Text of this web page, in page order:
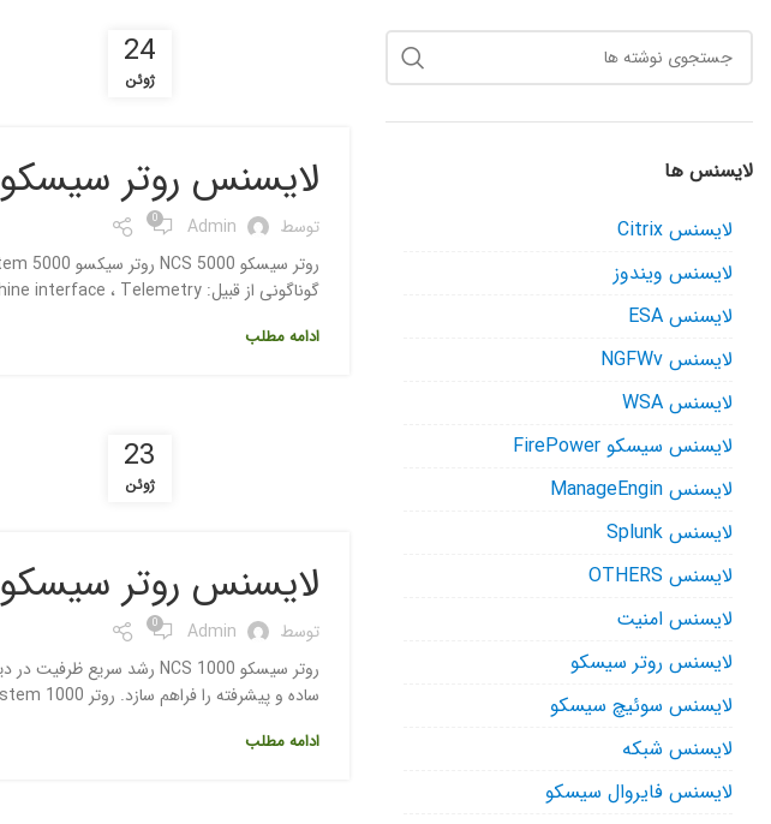
24
ژوئن
لایسنس روتر سیسکو NCS 5000
توسط Admin
0
گوناگونی از قبیل: third-party application hosting ، machine-to-machine interface ، Telemetry و flexible p...
ادامه مطلب
23
ژوئن
لایسنس روتر سیسکو NCS 1000
توسط Admin
0
ساده و پیشرفته را فراهم سازد. روتر Network Convergence System 1000 و یا باختصار NCS 1000 سیسکو او...
ادامه مطلب
لایسنس ها
لایسنس Citrix
لایسنس ویندوز
لایسنس ESA
لایسنس NGFWv
لایسنس WSA
لایسنس سیسکو FirePower
لایسنس ManageEngin
لایسنس Splunk
لایسنس OTHERS
لایسنس امنیت
لایسنس روتر سیسکو
لایسنس سوئیچ سیسکو
لایسنس شبکه
لایسنس فایروال سیسکو